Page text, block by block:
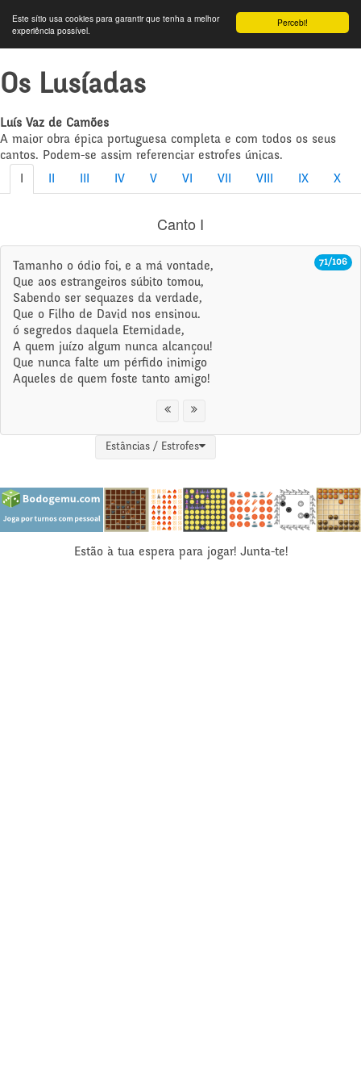
Percebi!
Este sítio usa cookies para garantir que tenha a melhor
experiência possível.
Os Lusíadas
Luís Vaz de Camões
A maior obra épica portuguesa completa e com todos os seus
cantos. Podem-se assim referenciar estrofes únicas.
IV V VI VII VIII IX X
Canto I
71/106
Tamanho o ódio foi, e a má vontade,
Que aos estrangeiros súbito tomou,
Sabendo ser sequazes da verdade,
Que o Filho de David nos ensinou.
ó segredos daquela Eternidade,
A quem juízo algum nunca alcançou!
Que nunca falte um pérfido inimigo
Aqueles de quem foste tanto amigo!
Estâncias / Estrofes
Estão à tua espera para jogar! Junta-te!